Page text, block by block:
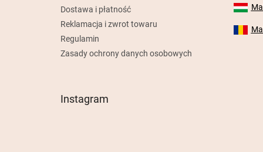
Dostawa i płatność
Reklamacja i zwrot towaru
Regulamin
Zasady ochrony danych osobowych
Instagram